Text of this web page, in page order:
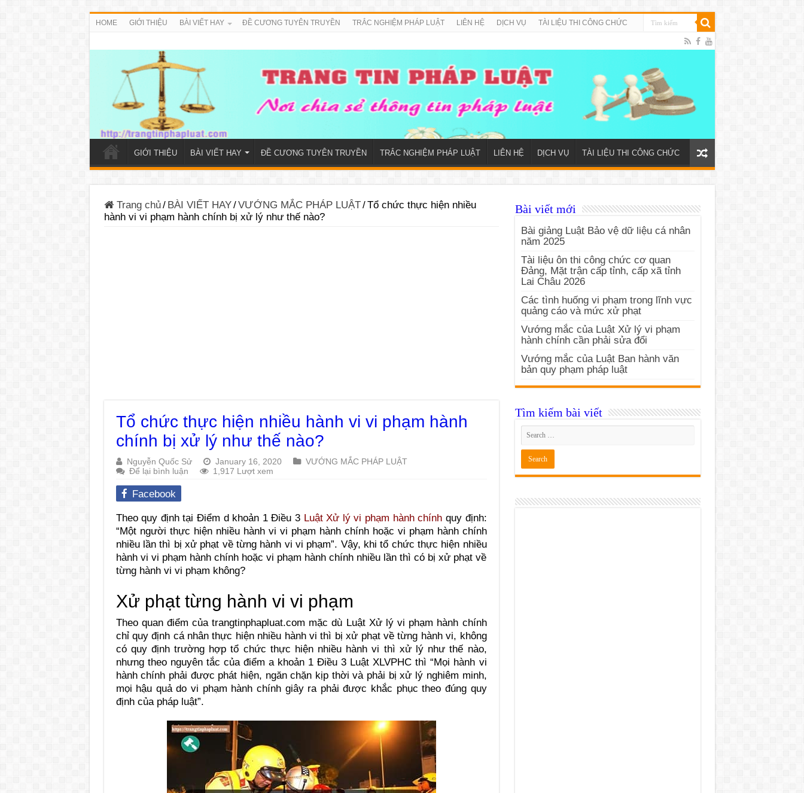
HOME GIỚI THIỆU BÀI VIẾT HAY ĐỀ CƯƠNG TUYÊN TRUYỀN TRẮC NGHIỆM PHÁP LUẬT LIÊN HỆ DỊCH VỤ TÀI LIỆU THI CÔNG CHỨC
GIỚI THIỆU BÀI VIẾT HAY ĐỀ CƯƠNG TUYÊN TRUYỀN TRẮC NGHIỆM PHÁP LUẬT LIÊN HỆ DỊCH VỤ TÀI LIỆU THI CÔNG CHỨC
Trang chủ/ BÀI VIẾT HAY/VƯỚNG MẮC PHÁP LUẬT/Tổ chức thực hiện nhiều
hành vi vi phạm hành chính bị xử lý như thế nào?
Tổ chức thực hiện nhiều hành vi vi phạm hành
chính bị xử lý như thế nào?
Nguyễn Quốc Sử January 16, 2020
VƯỚNG MẮC PHÁP LUẬT
Để lại bình luận
1,917 Lượt xem
Facebook
Theo quy định tại Điểm d khoản 1 Điều 3 Luật Xử lý vi phạm hành chính quy định:
“Một người thực hiện nhiều hành vi vi phạm hành chính hoặc vi phạm hành chính
nhiều lần thì bị xử phạt về từng hành vi vi phạm”. Vậy, khi tổ chức thực hiện nhiều
hành vi vi phạm hành chính hoặc vi phạm hành chính nhiều lần thì có bị xử phạt về
từng hành vi vi phạm không?
Xử phạt từng hành vi vi phạm
Theo quan điểm của trangtinphapluat.com mặc dù Luật Xử lý vi phạm hành chính
chỉ quy định cá nhân thực hiện nhiều hành vi thì bị xử phạt về từng hành vi, không
có quy định trường hợp tổ chức thực hiện nhiều hành vi thì xử lý như thế nào,
nhưng theo nguyên tắc của điểm a khoản 1 Điều 3 Luật XLVPHC thì “Mọi hành vi
hành chính phải được phát hiện, ngăn chặn kịp thời và phải bị xử lý nghiêm minh,
mọi hậu quả do vi phạm hành chính giây ra phải được khắc phục theo đúng quy
định của pháp luật”.
Bài viết mới
Bài giảng Luật Bảo vệ dữ liệu cá nhân
năm 2025
Tài liệu ôn thi công chức cơ quan
Đảng, Mặt trận cấp tỉnh, cấp xã tỉnh
Lai Châu 2026
Các tình huống vi phạm trong lĩnh vực
quảng cáo và mức xử phạt
Vướng mắc của Luật Xử lý vi phạm
hành chính cần phải sửa đổi
Vướng mắc của Luật Ban hành văn
bản quy phạm pháp luật
Tìm kiếm bài viết